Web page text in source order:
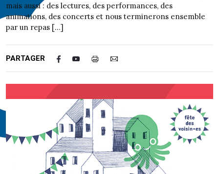
mais aussi : des lectures, des performances, des
animations, des concerts et nous terminerons ensemble
par un repas […]
PARTAGER